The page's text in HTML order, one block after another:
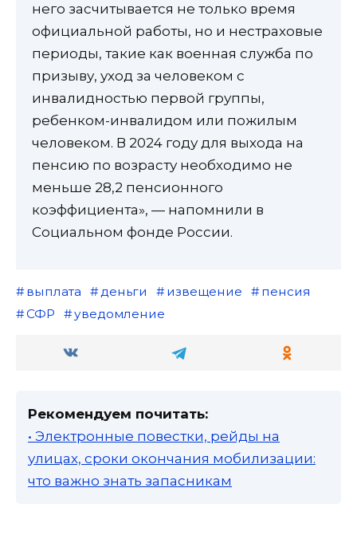
него засчитывается не только время
официальной работы, но и нестраховые
периоды, такие как военная служба по
призыву, уход за человеком с
инвалидностью первой группы,
ребенком-инвалидом или пожилым
человеком. В 2024 году для выхода на
пенсию по возрасту необходимо не
меньше 28,2 пенсионного
коэффициента», — напомнили в
Социальном фонде России.
выплата деньги извещение
пенсия
СФР
уведомление
Рекомендуем почитать:
• Электронные повестки, рейды на
улицах, сроки окончания мобилизации:
что важно знать запасникам